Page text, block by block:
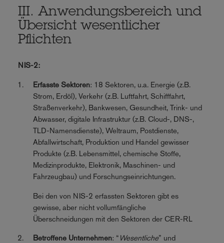
III. Anwendungsbereich und
Übersicht wesentlicher
Pflichten
NIS-2:
Erfasste Sektoren: 18 Sektoren, u.a. Energie (z.B.
Strom, Erdöl), Verkehr (z.B. Luftfahrt, Schifffahrt,
Straßenverkehr), Bankwesen, Gesundheit, Trink- und
Abwasser, digitale Infrastruktur (z.B. Cloud-, DNS-,
TLD-Namensdienste), Weltraum, Postdienste,
Abfallwirtschaft, Produktion und Handel gewisser
Produkte (z.B. Lebensmittel, chemische Stoffe,
Medizinprodukte, Elektronik, Maschinen- und
Fahrzeugbau) und Forschungseinrichtungen.
Bei den von NIS-2 erfassten Sektoren gibt es
gewisse, aber nicht vollumfängliche
Überschneidungen mit den Sektoren der CER-RL
Betroffene Unternehmen: “ Wesentliche” und